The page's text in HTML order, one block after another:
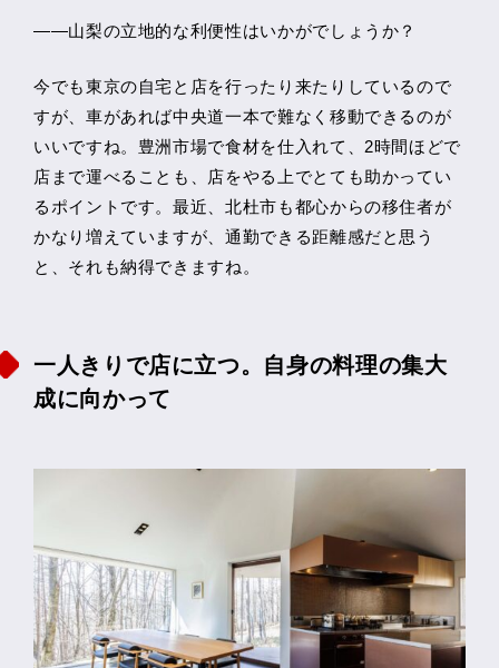
――山梨の立地的な利便性はいかがでしょうか？
今でも東京の自宅と店を行ったり来たりしているので
すが、車があれば中央道一本で難なく移動できるのが
いいですね。豊洲市場で食材を仕入れて、2時間ほどで
店まで運べることも、店をやる上でとても助かってい
るポイントです。最近、北杜市も都心からの移住者が
かなり増えていますが、通勤できる距離感だと思う
と、それも納得できますね。
一人きりで店に立つ。自身の料理の集大
成に向かって